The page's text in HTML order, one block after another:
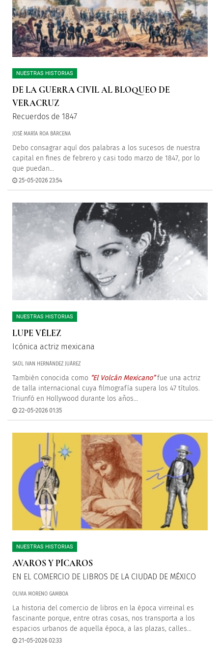
NUESTRAS HISTORIAS
DE LA GUERRA CIVIL AL BLOQUEO DE
VERACRUZ
Recuerdos de 1847
JOSÉ MARÍA ROA BÁRCENA
Debo consagrar aquí dos palabras a los sucesos de nuestra
capital en fines de febrero y casi todo marzo de 1847, por lo
que puedan...
25-05-2026 23:54
NUESTRAS HISTORIAS
LUPE VÉLEZ
Icónica actriz mexicana
SAÚL IVAN HERNÁNDEZ JUÁREZ
También conocida como “El Volcán Mexicano”fue una actriz
de talla internacional cuya filmografía supera los 47 títulos.
Triunfó en Hollywood durante los años...
22-05-2026 01:35
NUESTRAS HISTORIAS
AVAROS Y PÍCAROS
EN EL COMERCIO DE LIBROS DE LA CIUDAD DE MÉXICO
OLIVIA MORENO GAMBOA
La historia del comercio de libros en la época virreinal es
fascinante porque, entre otras cosas, nos transporta a los
espacios urbanos de aquella época, a las plazas, calles...
21-05-2026 02:33